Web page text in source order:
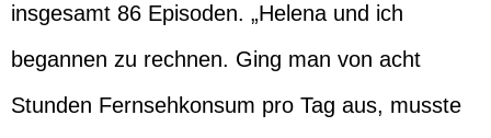
insgesamt 86 Episoden. „Helena und ich
begannen zu rechnen. Ging man von acht
Stunden Fernsehkonsum pro Tag aus, musste